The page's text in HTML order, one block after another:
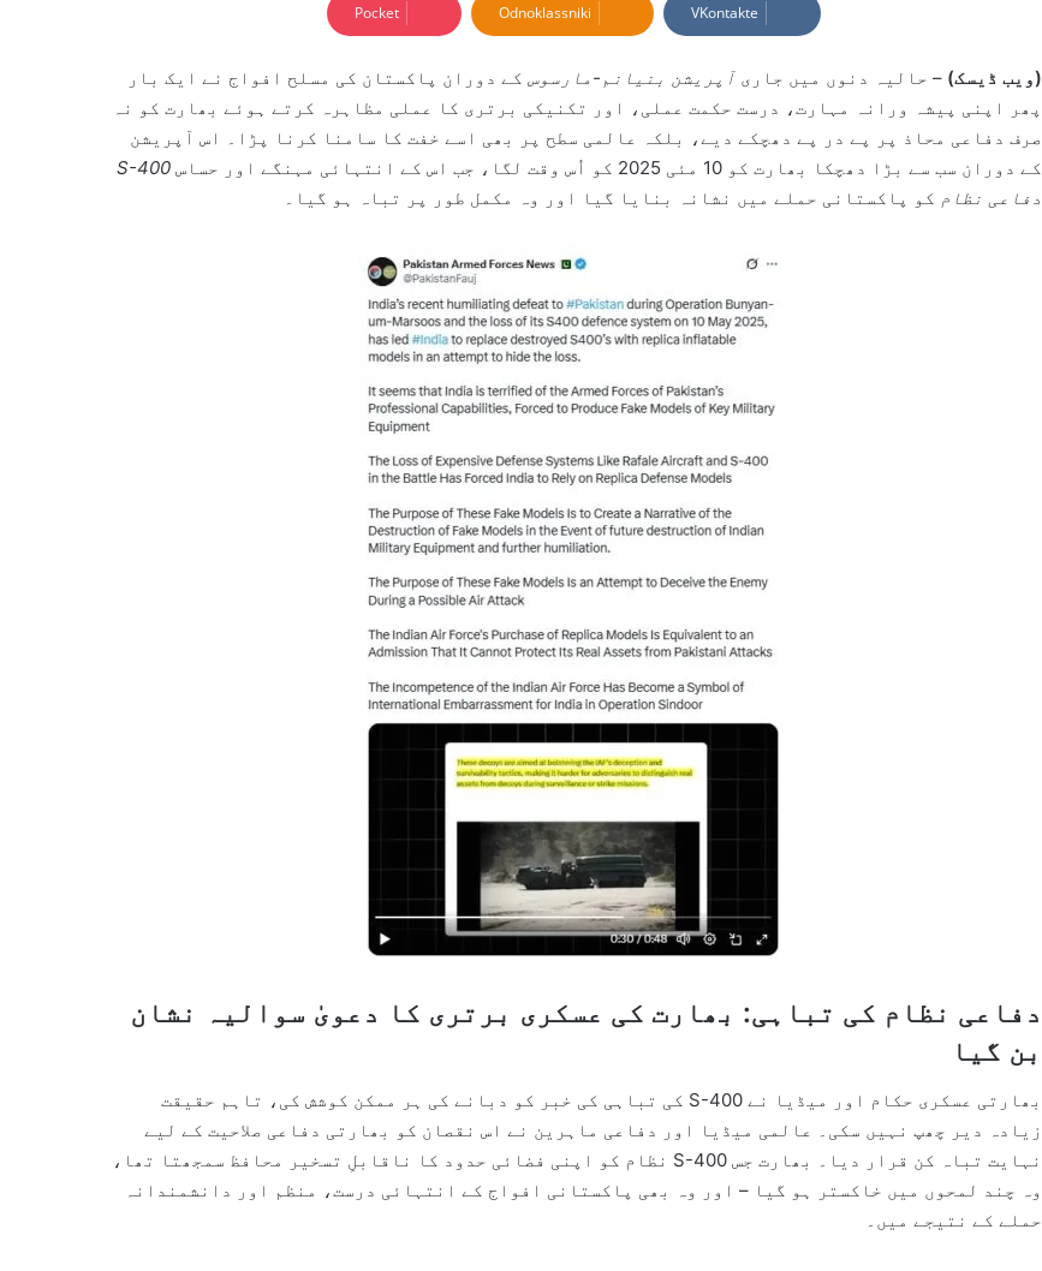
n
e
VKontakte
Odnoklassniki
Pocket
(ویب ڈیسک) – حالیہ دنوں میں جاری آپریشن بنیانم-مارسوس کے دوران پاکستان کی مسلح افواج نے ایک بار
پھر اپنی پیشہ ورانہ مہارت، درست حکمت عملی، اور تکنیکی برتری کا عملی مظاہرہ کرتے ہوئے بھارت کو نہ
صرف دفاعی محاذ پر پے در پے دھچکے دیے، بلکہ عالمی سطح پر بھی اسے خفت کا سامنا کرنا پڑا۔ اس آپریشن
کے دوران سب سے بڑا دھچکا بھارت کو 10 مئی 2025 کو اُس وقت لگا، جب اس کے انتہائی مہنگے اور حساس
S-400
دفاعی نظام کو پاکستانی حملے میں نشانہ بنایا گیا اور وہ مکمل طور پر تباہ ہو گیا۔
دفاعی نظام کی تباہی: بھارت کی عسکری برتری کا دعویٰ سوالیہ نشان
بن گیا
بھارتی عسکری حکام اور میڈیا نے S-400 کی تباہی کی خبر کو دبانے کی ہر ممکن کوشش کی، تاہم حقیقت
زیادہ دیر چھپ نہیں سکی۔ عالمی میڈیا اور دفاعی ماہرین نے اس نقصان کو بھارتی دفاعی صلاحیت کے لیے
نہایت تباہ کن قرار دیا۔ بھارت جس S-400 نظام کو اپنی فضائی حدود کا ناقابلِ تسخیر محافظ سمجھتا تھا،
وہ چند لمحوں میں خاکستر ہو گیا – اور وہ بھی پاکستانی افواج کے انتہائی درست، منظم اور دانشمندانہ
حملے کے نتیجے میں۔